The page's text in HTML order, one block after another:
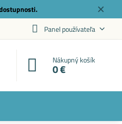
✕
Panel používateľa
Nákupný košík
0 €